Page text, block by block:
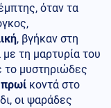
όταν τα
, βγήκαν στη
τη μαρτυρία του
μυστηριώδες
κοντά στο
οι ψαράδες